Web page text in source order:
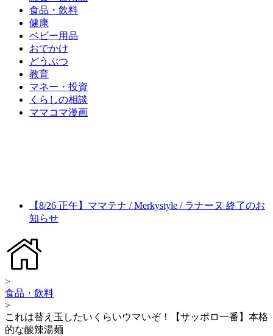
食品・飲料
健康
ベビー用品
おでかけ
どうぶつ
教育
マネー・投資
くらしの相談
ママコマ漫画
【8/26 正午】ママテナ / Merkystyle / ラナーヌ 終了のお
知らせ
>
食品・飲料
>
これは替え玉したいくらいウマいぞ！【サッポロ一番】本格
的な酸辣湯麺